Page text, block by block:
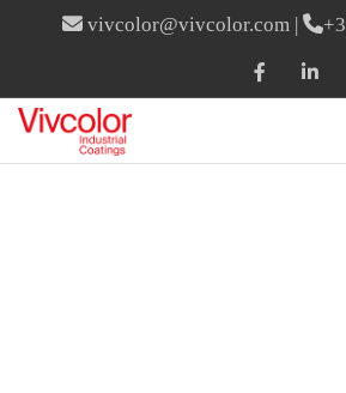
vivcolor@vivcolor.com |